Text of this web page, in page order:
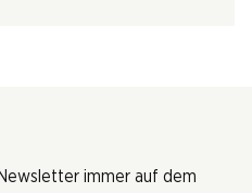
immer auf dem